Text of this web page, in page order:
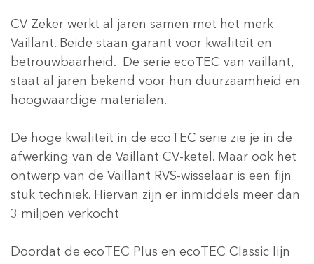
CV Zeker werkt al jaren samen met het merk
Vaillant. Beide staan garant voor kwaliteit en
betrouwbaarheid. De serie ecoTEC van vaillant,
staat al jaren bekend voor hun duurzaamheid en
hoogwaardige materialen.
De hoge kwaliteit in de ecoTEC serie zie je in de
afwerking van de Vaillant CV-ketel. Maar ook het
ontwerp van de Vaillant RVS-wisselaar is een fijn
stuk techniek. Hiervan zijn er inmiddels meer dan
3 miljoen verkocht
Doordat de ecoTEC Plus en ecoTEC Classic lijn